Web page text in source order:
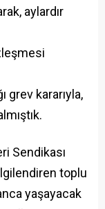
aylardır
grev kararıyla,
Sendikası
toplu
yaşayacak